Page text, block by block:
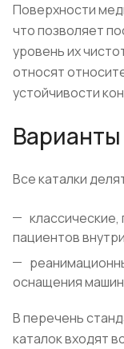
Поверхности
что позволяет
уровень их
относят
устойчивости
Все каталки
пациентов
оснащения
В перечень
каталок входят